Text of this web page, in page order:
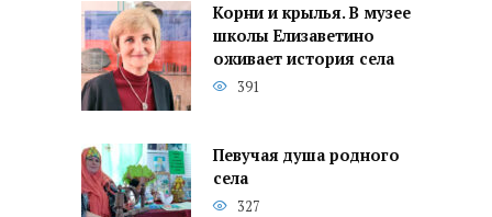
Корни и крылья. В музее
школы Елизаветино
оживает история села
391
Певучая душа родного
села
327